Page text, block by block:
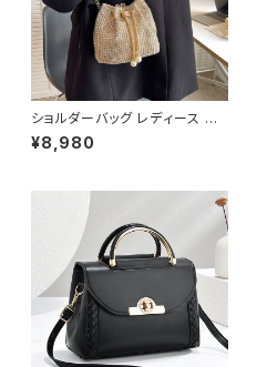
ショルダーバッグ レディース 巾
着バッグ ミニバッグ チェーンバ
ッグ パールチャームバッグ ライ
おしゃれバッグ ブラック ゴール
ド シルバー K-B0296
¥8,980